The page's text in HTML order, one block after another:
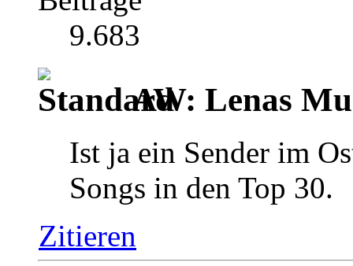
9.683
AW: Lenas
Ist ja ein Sender im
Songs in den Top 30.
Zitieren